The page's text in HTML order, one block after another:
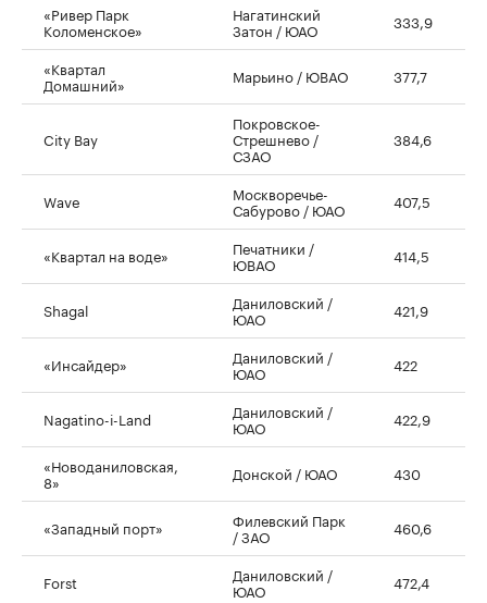
«Ривер Парк
Коломенское»
Нагатинский
Затон / ЮАО 333,9
«Квартал
Домашний» Марьино / ЮВАО 377,7
City Bay
Покровское-
Стрешнево /
СЗАО
384,6
Wave Москворечье-
Сабурово / ЮАО 407,5
«Квартал на воде» Печатники /
ЮВАО 414,5
Shagal Даниловский /
ЮАО 421,9
«Инсайдер» Даниловский /
ЮАО 422
Nagatino-i-Land Даниловский /
ЮАО 422,9
«Новоданиловская,
8» Донской / ЮАО 430
«Западный порт» Филевский Парк
/ ЗАО 460,6
Forst Даниловский /
ЮАО 472,4